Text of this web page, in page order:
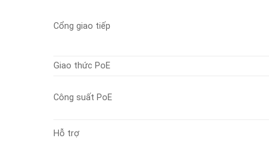
Cổng giao tiếp
Giao thức PoE
Công suất PoE
Hỗ trợ